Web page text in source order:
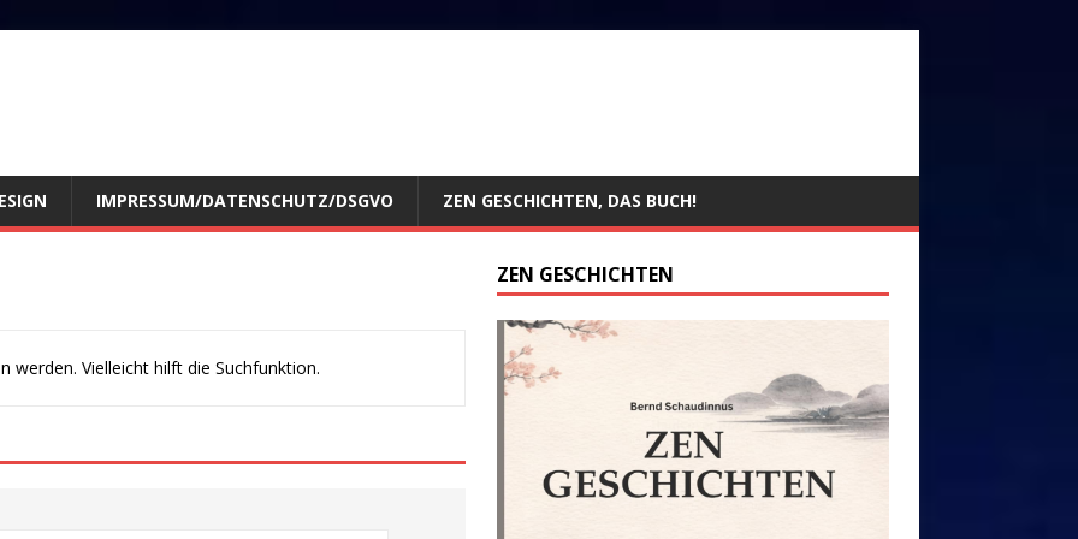
IMPRESSUM/DATENSCHUTZ/DSGVO ZEN GESCHICHTEN, DAS BUCH!
werden. Vielleicht hilft die Suchfunktion.
ZEN GESCHICHTEN